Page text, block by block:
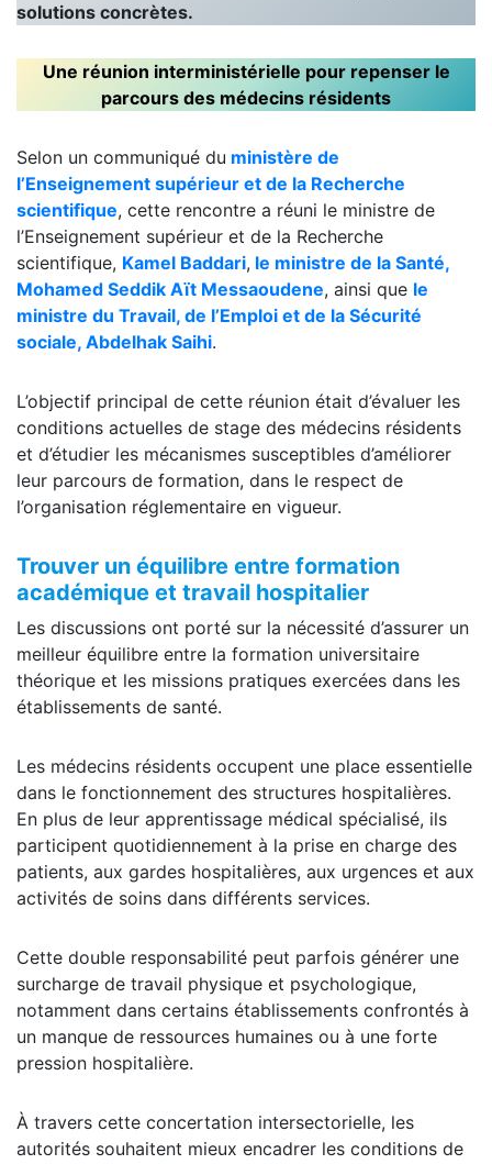
solutions concrètes.
Une réunion interministérielle pour repenser le
parcours des médecins résidents
Selon un communiqué du ministère de
l’Enseignement supérieur et de la Recherche
scientifique, cette rencontre a réuni le ministre de
l’Enseignement supérieur et de la Recherche
scientifique, Kamel Baddari, le ministre de la Santé,
Mohamed Seddik Aït Messaoudene, ainsi que le
ministre du Travail, de l’Emploi et de la Sécurité
sociale, Abdelhak Saihi.
L’objectif principal de cette réunion était d’évaluer les
conditions actuelles de stage des médecins résidents
et d’étudier les mécanismes susceptibles d’améliorer
leur parcours de formation, dans le respect de
l’organisation réglementaire en vigueur.
Trouver un équilibre entre formation
académique et travail hospitalier
Les discussions ont porté sur la nécessité d’assurer un
meilleur équilibre entre la formation universitaire
théorique et les missions pratiques exercées dans les
établissements de santé.
Les médecins résidents occupent une place essentielle
dans le fonctionnement des structures hospitalières.
En plus de leur apprentissage médical spécialisé, ils
participent quotidiennement à la prise en charge des
patients, aux gardes hospitalières, aux urgences et aux
activités de soins dans différents services.
Cette double responsabilité peut parfois générer une
surcharge de travail physique et psychologique,
notamment dans certains établissements confrontés à
un manque de ressources humaines ou à une forte
pression hospitalière.
À travers cette concertation intersectorielle, les
autorités souhaitent mieux encadrer les conditions de